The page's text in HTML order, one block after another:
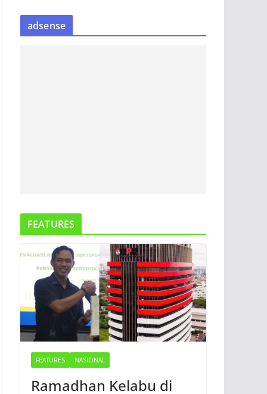
S
adsense
FEATURES
FEATURES NASIONAL
Ramadhan Kelabu di